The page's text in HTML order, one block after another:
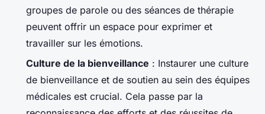
groupes de parole ou des séances de thérapie
peuvent offrir un espace pour exprimer et
travailler sur les émotions.
Culture de la bienveillance : Instaurer une culture
de bienveillance et de soutien au sein des équipes
médicales est crucial. Cela passe par la